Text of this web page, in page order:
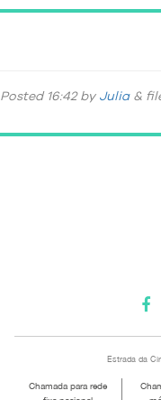
Posted 16:42by Julia &
Estrada da
Chamada para rede